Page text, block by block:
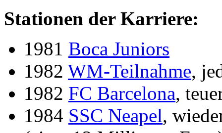
Stationen der Karriere:
1981 Boca Juniors
1982 WM-Teilnahme,
1982 FC Barcelona,
1984 SSC Neapel,